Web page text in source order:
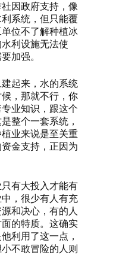
因政府支持，像
系统，但只能覆
位不了解种植冰
利设施无法使
加强。
起来，水的系统
，那就不行，你
业知识，跟这个
整个一套系统，
业来说是至关重
金支持，正因为
有大投入才能有
，很少有人有充
和决心，有的人
的特质。这确实
利用了这一点，
不敢冒险的人则